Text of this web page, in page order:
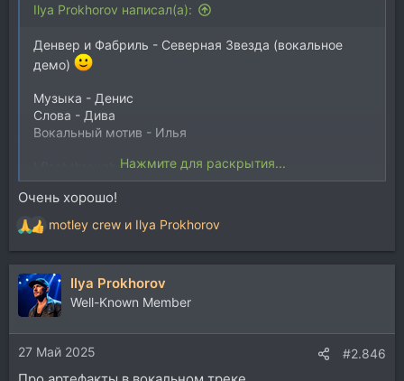
Ilya Prokhorov написал(а):
Денвер и Фабриль - Северная Звезда (вокальное
демо)
Музыка - Денис
Слова - Дива
Вокальный мотив - Илья
I float through skies that never end
Chasing stars that twist and bend
Whispers call from the cosmic sea
They echo deep inside of me
Lift me higher past the moon
Dancing in this endless tune
Feel the pulse of galaxies
Let the rhythm set us free
Посмотреть вложение 264468
Нажмите для раскрытия...
Очень хорошо!
Р
е
а
к
ц
и
и
:
motley crew и Ilya Prokhorov
Ilya Prokhorov
Well-Known Member
27 Май 2025 #2.846